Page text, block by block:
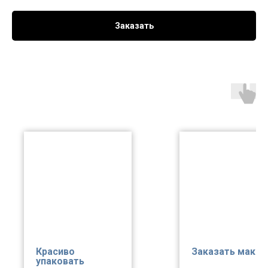
Заказать
Красиво
упаковать
Заказать макет